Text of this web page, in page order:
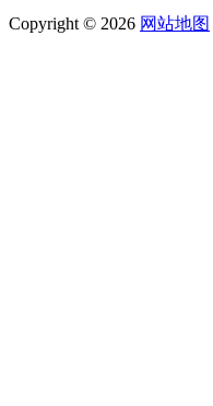
Copyright © 2026 网站地图